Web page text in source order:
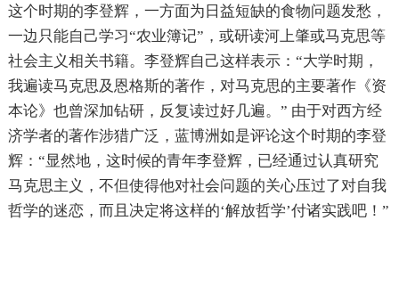
这个时期的李登辉，一方面为日益短缺的食物问题发愁，
一边只能自己学习“农业簿记”，或研读河上肇或马克思等
社会主义相关书籍。李登辉自己这样表示：“大学时期，
我遍读马克思及恩格斯的著作，对马克思的主要著作《资
本论》也曾深加钻研，反复读过好几遍。” 由于对西方经
济学者的著作涉猎广泛，蓝博洲如是评论这个时期的李登
辉：“显然地，这时候的青年李登辉，已经通过认真研究
马克思主义，不但使得他对社会问题的关心压过了对自我
哲学的迷恋，而且决定将这样的‘解放哲学’付诸实践吧！”